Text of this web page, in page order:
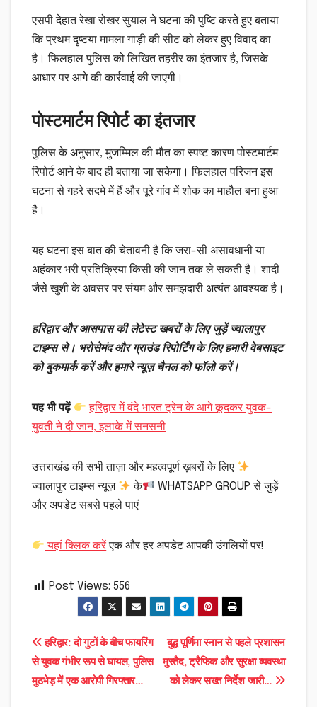
एसपी देहात रेखा रोखर सुयाल ने घटना की पुष्टि करते हुए बताया
कि प्रथम दृष्टया मामला गाड़ी की सीट को लेकर हुए विवाद का
है। फिलहाल पुलिस को लिखित तहरीर का इंतजार है, जिसके
आधार पर आगे की कार्रवाई की जाएगी।
पोस्टमार्टम रिपोर्ट का इंतजार
पुलिस के अनुसार, मुजम्मिल की मौत का स्पष्ट कारण पोस्टमार्टम
रिपोर्ट आने के बाद ही बताया जा सकेगा। फिलहाल परिजन इस
घटना से गहरे सदमे में हैं और पूरे गांव में शोक का माहौल बना हुआ
है।
यह घटना इस बात की चेतावनी है कि जरा-सी असावधानी या
अहंकार भरी प्रतिक्रिया किसी की जान तक ले सकती है। शादी
जैसे खुशी के अवसर पर संयम और समझदारी अत्यंत आवश्यक है।
हरिद्वार और आसपास की लेटेस्ट खबरों के लिए जुड़ें ज्वालापुर
टाइम्स से। भरोसेमंद और ग्राउंड रिपोर्टिंग के लिए हमारी वेबसाइट
को बुकमार्क करें और हमारे न्यूज़ चैनल को फॉलो करें।
यह भी पढ़ें
हरिद्वार में वंदे भारत ट्रेन के आगे कूदकर युवक-
युवती ने दी जान, इलाके में सनसनी
उत्तराखंड की सभी ताज़ा और महत्वपूर्ण ख़बरों के लिए
ज्वालापुर टाइम्स न्यूज़
के
WHATSAPP GROUP से जुड़ें
और अपडेट सबसे पहले पाएं
यहां क्लिक करेंएक और हर अपडेट आपकी उंगलियों पर!
Post Views: 556
Post
navigation
बुद्ध पूर्णिमा स्नान से पहले प्रशासन
मुस्तैद, ट्रैफिक और सुरक्षा व्यवस्था
को लेकर सख्त निर्देश जारी…
हरिद्वार: दो गुटों के बीच फायरिंग
से युवक गंभीर रूप से घायल, पुलिस
मुठभेड़ में एक आरोपी गिरफ्तार…